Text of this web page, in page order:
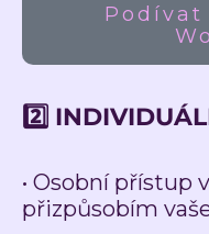
Podívat
2️⃣
• Osobní přístup
přizpůsobím